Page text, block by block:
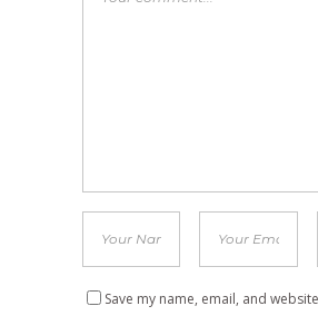
Save my name, email, and